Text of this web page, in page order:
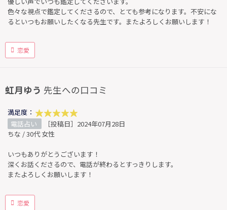
色々な視点で鑑定してくださるので、とても参考になります。不安にな
るといつもお願いしたくなる先生です。またよろしくお願いします！
恋愛
虹月ゆう 先生への口コミ
満足度：
電話占い
［投稿日］2024年07月28日
ちな / 30代 女性
いつもありがとうございます！
深くお話くださるので、電話が終わるとすっきりします。
またよろしくお願いします！
恋愛